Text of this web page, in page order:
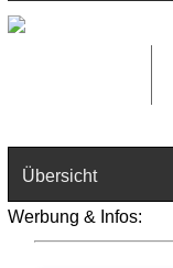
Übersicht
Werbung & Infos: